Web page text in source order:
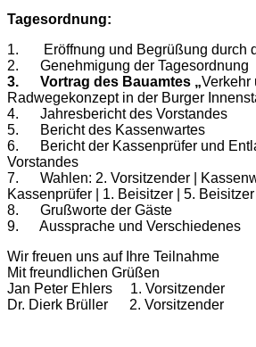
Tagesordnung:
1. Eröffnung und Begrüßung durch
2. Genehmigung der Tagesordnung
3. Vortrag des Bauamtes „Verkehr
Radwegekonzept in der Burger
4. Jahresbericht des Vorstandes
5. Bericht des Kassenwartes
6. Bericht der Kassenprüfer und
Vorstandes
7. Wahlen: 2. Vorsitzender |
Kassenprüfer | 1. Beisitzer | 5. Beisitzer
8. Grußworte der Gäste
9. Aussprache und Verschiedenes
Wir freuen uns auf Ihre Teilnahme
Mit freundlichen Grüßen
Jan Peter Ehlers 1.
Dr. Dierk Brüller 2. Vorsitzender